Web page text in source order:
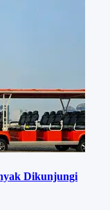
Dikunjungi